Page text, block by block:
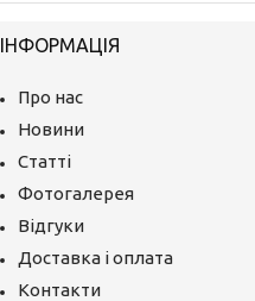
ІНФОРМАЦІЯ
Про нас
Новини
Статті
Фотогалерея
Відгуки
Доставка і оплата
Контакти